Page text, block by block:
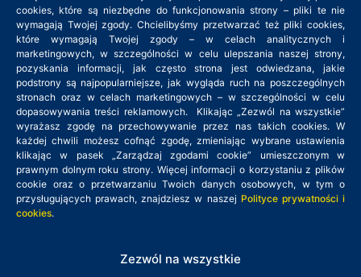
cookies, które są niezbędne do funkcjonowania strony – pliki te nie
wymagają Twojej zgody. Chcielibyśmy przetwarzać też pliki cookies,
które wymagają Twojej zgody – w celach analitycznych i
marketingowych, w szczególności w celu ulepszania naszej strony,
pozyskania informacji, jak często strona jest odwiedzana, jakie
podstrony są najpopularniejsze, jak wygląda ruch na poszczególnych
stronach oraz w celach marketingowych – w szczególności w celu
dopasowywania treści reklamowych. Klikając „Zezwól na wszystkie”
wyrażasz zgodę na przechowywanie przez nas takich cookies. W
każdej chwili możesz cofnąć zgodę, zmieniając wybrane ustawienia
klikając w pasek „Zarządzaj zgodami cookie” umieszczonym w
prawnym dolnym roku strony. Więcej informacji o korzystaniu z plików
cookie oraz o przetwarzaniu Twoich danych osobowych, w tym o
przysługujących prawach, znajdziesz w naszej Polityce prywatności i
cookies.
Zezwól na wszystkie
Adres siedziby:
ul. Zielone Zacisze 11B
03-294 Warszawa
tel. 22 379 45 45
kwatera@amwkwatera.pl
Godziny pracy: 8:00 – 16:00